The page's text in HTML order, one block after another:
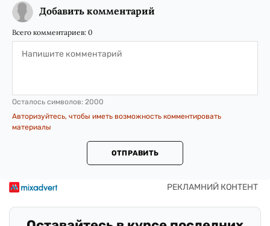
Добавить комментарий
Всего комментариев: 0
Осталось символов: 2000
Авторизуйтесь, чтобы иметь возможность комментировать
материалы
ОТПРАВИТЬ